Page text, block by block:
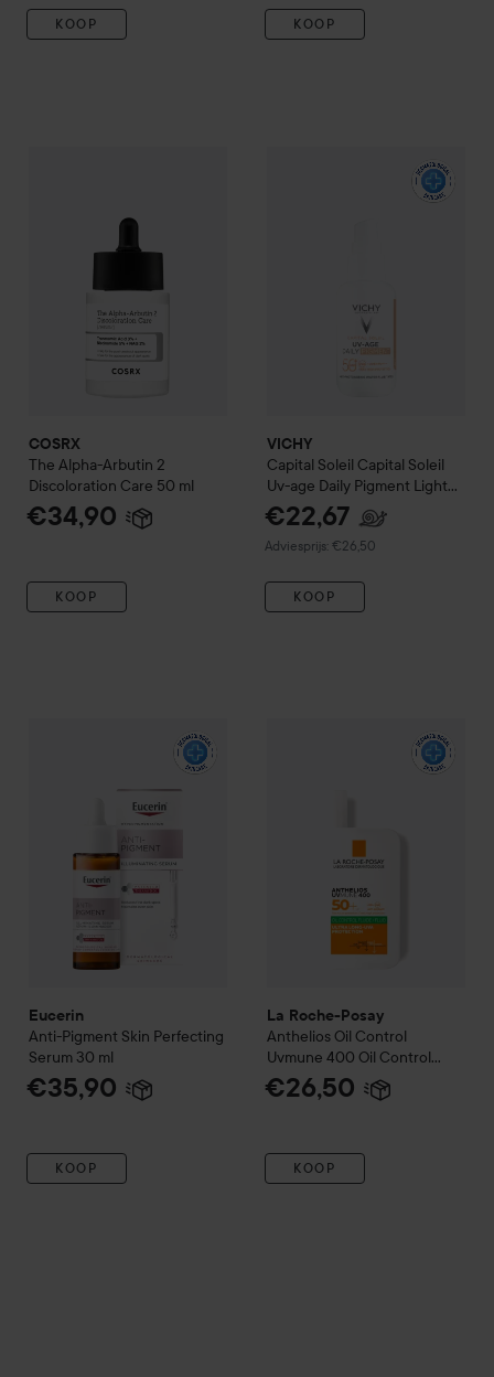
KOOP KOOP
COSRX
The Alpha-Arbutin 2
Discoloration Care 50 ml
€34,90
KOOP
VICHY
Capital Soleil Capital Soleil
Uv-age Daily Pigment Light
SPF50+ 40 ml
€22,67
Adviesprijs: €26,50
Aanbevolen prijs €26,50
KOOP
Capital
Eucerin
Anti-Pigment Skin Perfecting
Serum 30 ml
€35,90
KOOP
Skin Perfecting Serum €35,90
La Roche-Posay
Anthelios Oil Control
Uvmune 400 Oil Control
Fluide SPF50+
50 St.
€26,50
KOOP
Anthelios